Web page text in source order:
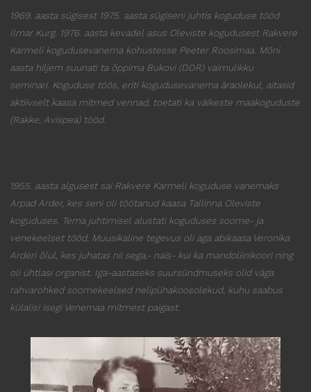
1969. aasta sügisest 1975. aasta sügiseni juhtis koguduse tööd
Ilmar Kurg. 1976. aasta kevadel asus Oleviste kogudusest Rakvere
Karmeli kogudusevanema kohustesse Peeter Roosimaa . Mõni
aasta hiljem suunati ta õppima Bukovi (DDR) vaimulikku
seminari. Koguduse töös, eriti kogudusevanema äraolekul, aitasid
aktiivselt kaasa mitmed vennad, toetati ka väikeste maakoguduste
(Rakke, Avispea) tööd.
1955. aasta algusest sai Rakvere Karmeli koguduse vanemaks
Arpad Arder, kes seni oli töötanud kaasa Tallinna Oleviste
koguduses. Tema juhtimisel alustati koguduses soome- ja
venekeelset tööd. Muusikaline tegevus oli aga abikaasa Veronika
Arderi õlul, kes juhatas nii sega,- nais- kui ka mandoliinikoori ning
oli ühtlasi organist. Iga-aastaseks suursündmuseks olid väga
rahvarohked soomekeelsed nelipühakoosolekud, kuhu saabus
külalisi isegi Venemaa mitmest paigast.